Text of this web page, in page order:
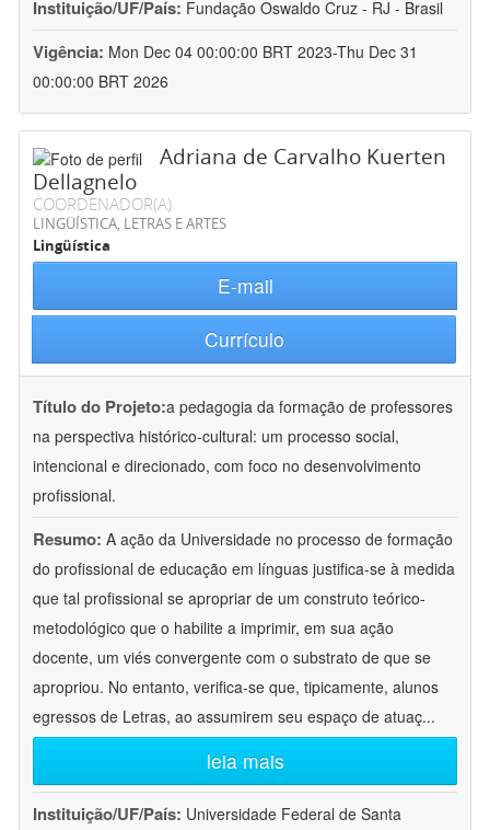
Instituição/UF/País: Fundação Oswaldo Cruz - RJ - Brasil
Vigência: Mon Dec 04 00:00:00 BRT 2023-Thu Dec 31
00:00:00 BRT 2026
Adriana de Carvalho Kuerten
Dellagnelo
COORDENADOR(A)
LINGÜÍSTICA, LETRAS E ARTES
Lingüística
E-mail
Currículo
Título do Projeto:a pedagogia da formação de professores
na perspectiva histórico-cultural: um processo social,
intencional e direcionado, com foco no desenvolvimento
profissional.
Resumo: A ação da Universidade no processo de formação
do profissional de educação em línguas justifica-se à medida
que tal profissional se apropriar de um construto teórico-
metodológico que o habilite a imprimir, em sua ação
docente, um viés convergente com o substrato de que se
apropriou. No entanto, verifica-se que, tipicamente, alunos
egressos de Letras, ao assumirem seu espaço de atuaç...
leia mais
Instituição/UF/País: Universidade Federal de Santa